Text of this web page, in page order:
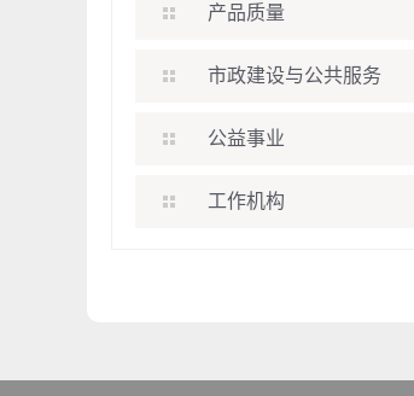
产品质量
市政建设与公共服务
公益事业
工作机构